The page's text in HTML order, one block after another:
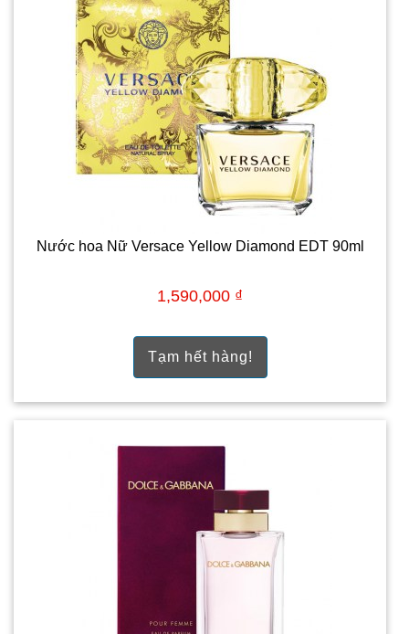
Nước hoa Nữ Versace Yellow Diamond EDT 90ml
1,590,000 ₫
Tạm hết hàng!